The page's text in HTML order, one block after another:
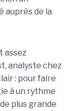
auprès de la
assez
analyste chez
: pour faire
à un rythme
plus grande